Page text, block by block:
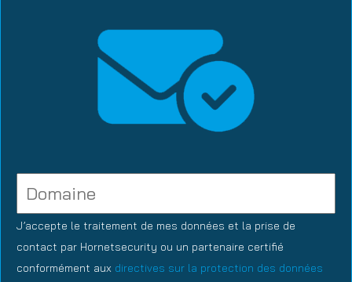
J’accepte le traitement de mes données et la prise de
contact par Hornetsecurity ou un partenaire certifié
conformément aux directives sur la protection des données